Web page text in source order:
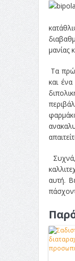
μανίας
Τα
και
αυτή.